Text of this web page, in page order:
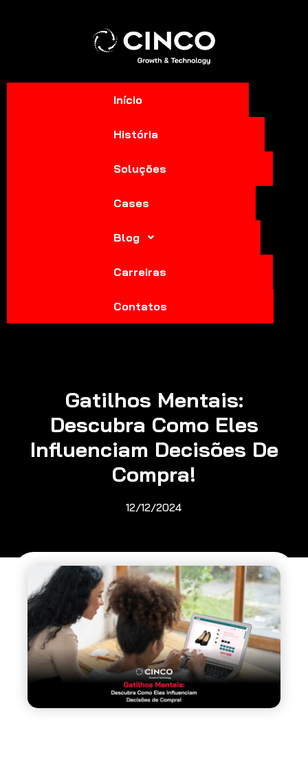
Início
História
Soluções
Cases
Blog
Carreiras
Contatos
Gatilhos Mentais:
Descubra Como Eles
Influenciam Decisões De
Compra!
12/12/2024